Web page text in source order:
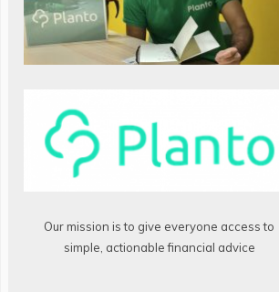
Our mission is to give everyone access to
simple, actionable financial advice